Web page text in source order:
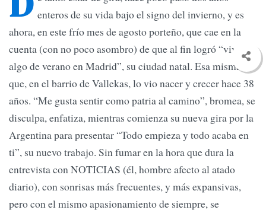
enteros de su vida bajo el signo del invierno, y es
ahora, en este frío mes de agosto porteño, que cae en la
cuenta (con no poco asombro) de que al fin logró “vivir
algo de verano en Madrid”, su ciudad natal. Esa misma
que, en el barrio de Vallekas, lo vio nacer y crecer hace 38
años. “Me gusta sentir como patria al camino”, bromea, se
disculpa, enfatiza, mientras comienza su nueva gira por la
Argentina para presentar “Todo empieza y todo acaba en
ti”, su nuevo trabajo. Sin fumar en la hora que dura la
entrevista con NOTICIAS (él, hombre afecto al atado
diario), con sonrisas más frecuentes, y más expansivas,
pero con el mismo apasionamiento de siempre, se